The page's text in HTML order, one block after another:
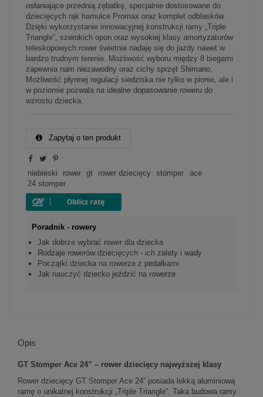
osłaniające przednią zębatkę, specjalnie dostosowane do
dziecięcych rąk hamulce Promax oraz komplet odblasków.
Dzięki wykorzystanie innowacyjnej konstrukcji ramy „Triple
Triangle”, szerokich opon oraz wysokiej klasy amortyzatorów
teleskopowych rower świetnie nadaję się do jazdy nawet w
bardzo trudnym terenie. Możliwość wyboru między 8 biegami
zapewnia nam niezawodny oraz cichy sprzęt Shimano.
Możliwość płynnej regulacji siedziska nie tylko w pionie, ale i
w poziomie pozwala na idealne dopasowanie roweru do
wzrostu dziecka.
Zapytaj o ten produkt
niebieski rower gt rower dziecięcy stomper
ace
24 stomper
Poradnik - rowery
Jak dobrze wybrać rower dla dziecka
Rodzaje rowerów dziecięcych - ich zalety i wady
Początki dziecka na rowerze z pedałkami
Jak nauczyć dziecko jeździć na rowerze
Opis
GT Stomper Ace 24” – rower dziecięcy najwyższej klasy
Rower dziecięcy GT Stomper Ace 24” posiada lekką aluminiową
ramę o unikalnej konstrukcji „Triple Triangle”. Taka budowa ramy